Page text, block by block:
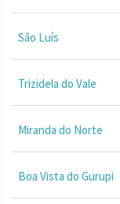
São Luís
Trizidela do Vale
Miranda do Norte
Boa Vista do Gurupi